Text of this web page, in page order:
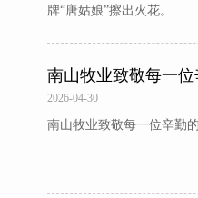
牌“唐姑娘”擦出火花。
南山牧业致敬每一
2026-04-30
南山牧业致敬每一位辛勤